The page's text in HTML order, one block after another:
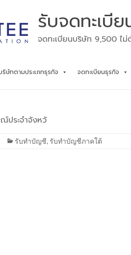
รับจดทะเบี
จดทะเบียนบริษัท 9,500 ไ
ริษัทตามประเภทธุรกิจ จดทะเบียนธุรกิจ
ประจำจังหวั
รับทำบัญชี, รับทำบัญชีภาคใต้